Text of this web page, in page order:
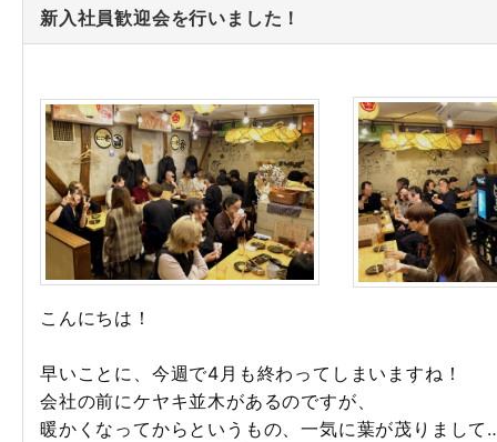
新入社員歓迎会を行いました！
こんにちは！
早いことに、今週で4月も終わってしまいますね！
会社の前にケヤキ並木があるのですが、
暖かくなってからというもの、一気に葉が茂りまして